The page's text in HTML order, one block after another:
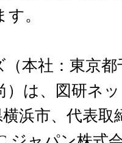
。
本社：東京
）は、図研ネ
浜市、代表取